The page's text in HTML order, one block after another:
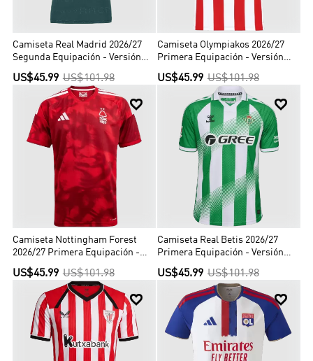
Camiseta Real Madrid 2026/27
Segunda Equipación - Versión
Hincha
US$45.99 US$101.98
Camiseta Olympiakos 2026/27
Primera Equipación - Versión
Hincha
US$45.99 US$101.98

Camiseta Nottingham Forest
2026/27 Primera Equipación -
Versión Hincha
US$45.99 US$101.98

Camiseta Real Betis 2026/27
Primera Equipación - Versión
Hincha
US$45.99 US$101.98
 